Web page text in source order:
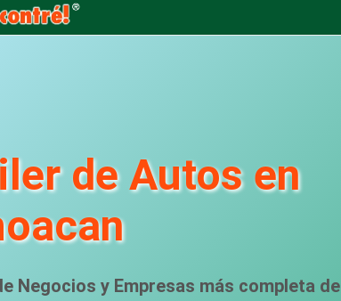
de Autos en
Negocios y Empresas más completa de